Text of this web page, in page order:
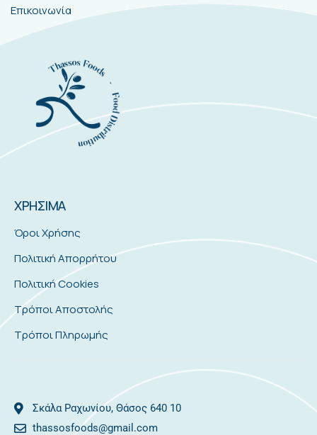
Επικοινωνία
ΧΡΗΣΙΜΑ
Όροι Χρήσης
Πολιτική Απορρήτου
Πολιτική Cookies
Τρόποι Αποστολής
Τρόποι Πληρωμής
Σκάλα Ραχωνίου, Θάσος 640 10
thassosfoods@gmail.com